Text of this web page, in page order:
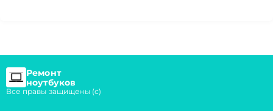
Ремонт
ноутбуков
Все правы защищены (с)